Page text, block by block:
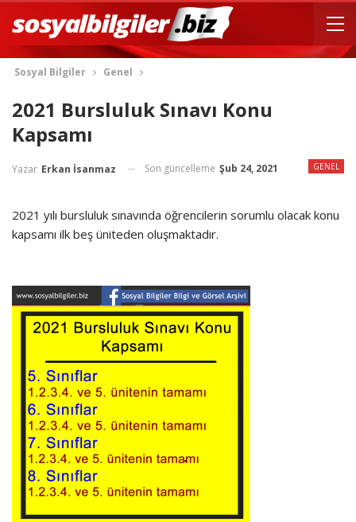
Sosyal Bilgiler Genel
2021 Bursluluk Sınavı Konu
Kapsamı
GENEL
Yazar Erkan İsanmaz Son güncelleme Şub 24, 2021
2021 yılı bursluluk sınavında öğrencilerin sorumlu olacak konu
kapsamı ilk beş üniteden oluşmaktadır.